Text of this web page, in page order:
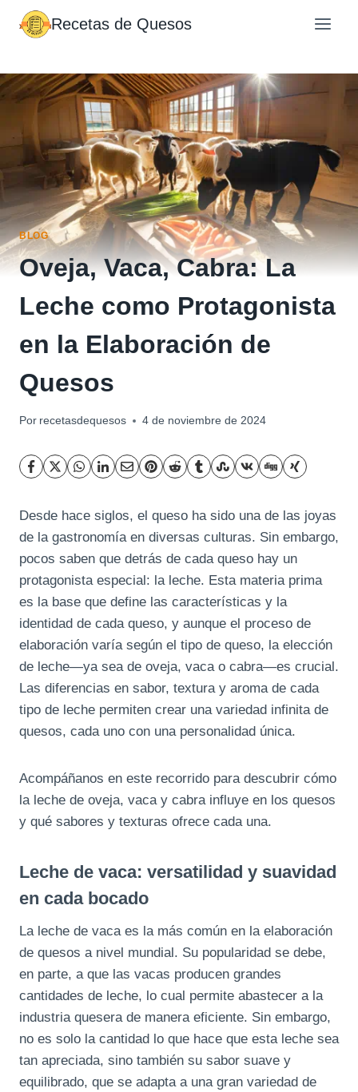
Saltar
Recetas de Quesos
BLOG
Oveja, Vaca, Cabra: La
Leche como Protagonista
en la Elaboración de
Quesos
Por recetasdequesos 4 de noviembre de 2024
Desde hace siglos, el queso ha sido una de las joyas
de la gastronomía en diversas culturas. Sin embargo,
pocos saben que detrás de cada queso hay un
protagonista especial: la leche. Esta materia prima
es la base que define las características y la
identidad de cada queso, y aunque el proceso de
elaboración varía según el tipo de queso, la elección
de leche—ya sea de oveja, vaca o cabra—es crucial.
Las diferencias en sabor, textura y aroma de cada
tipo de leche permiten crear una variedad infinita de
quesos, cada uno con una personalidad única.
Acompáñanos en este recorrido para descubrir cómo
la leche de oveja, vaca y cabra influye en los quesos
y qué sabores y texturas ofrece cada una.
Leche de vaca: versatilidad y suavidad
en cada bocado
La leche de vaca es la más común en la elaboración
de quesos a nivel mundial. Su popularidad se debe,
en parte, a que las vacas producen grandes
cantidades de leche, lo cual permite abastecer a la
industria quesera de manera eficiente. Sin embargo,
no es solo la cantidad lo que hace que esta leche sea
tan apreciada, sino también su sabor suave y
equilibrado, que se adapta a una gran variedad de